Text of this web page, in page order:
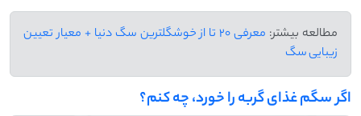
مطالعه بیشتر:
معرفی 20 تا از خوشگلترین سگ دنیا + معیار تعیین
زیبایی سگ
اگر سگم غذای گربه را خورد، چه کنم؟